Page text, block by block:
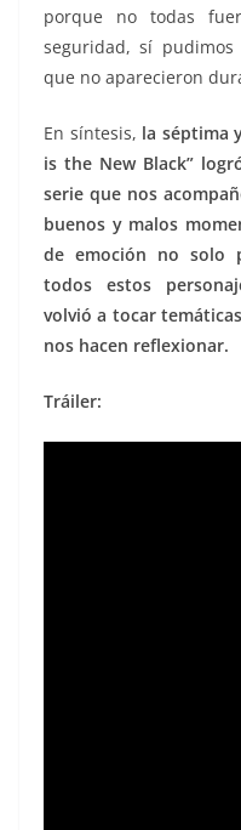
porque no todas
seguridad, sí
que no aparecieron
En síntesis, la séptima
is the New Black”
serie que nos
buenos y malos
de emoción no solo
todos estos
volvió a tocar
nos hacen reflexionar.
Tráiler: